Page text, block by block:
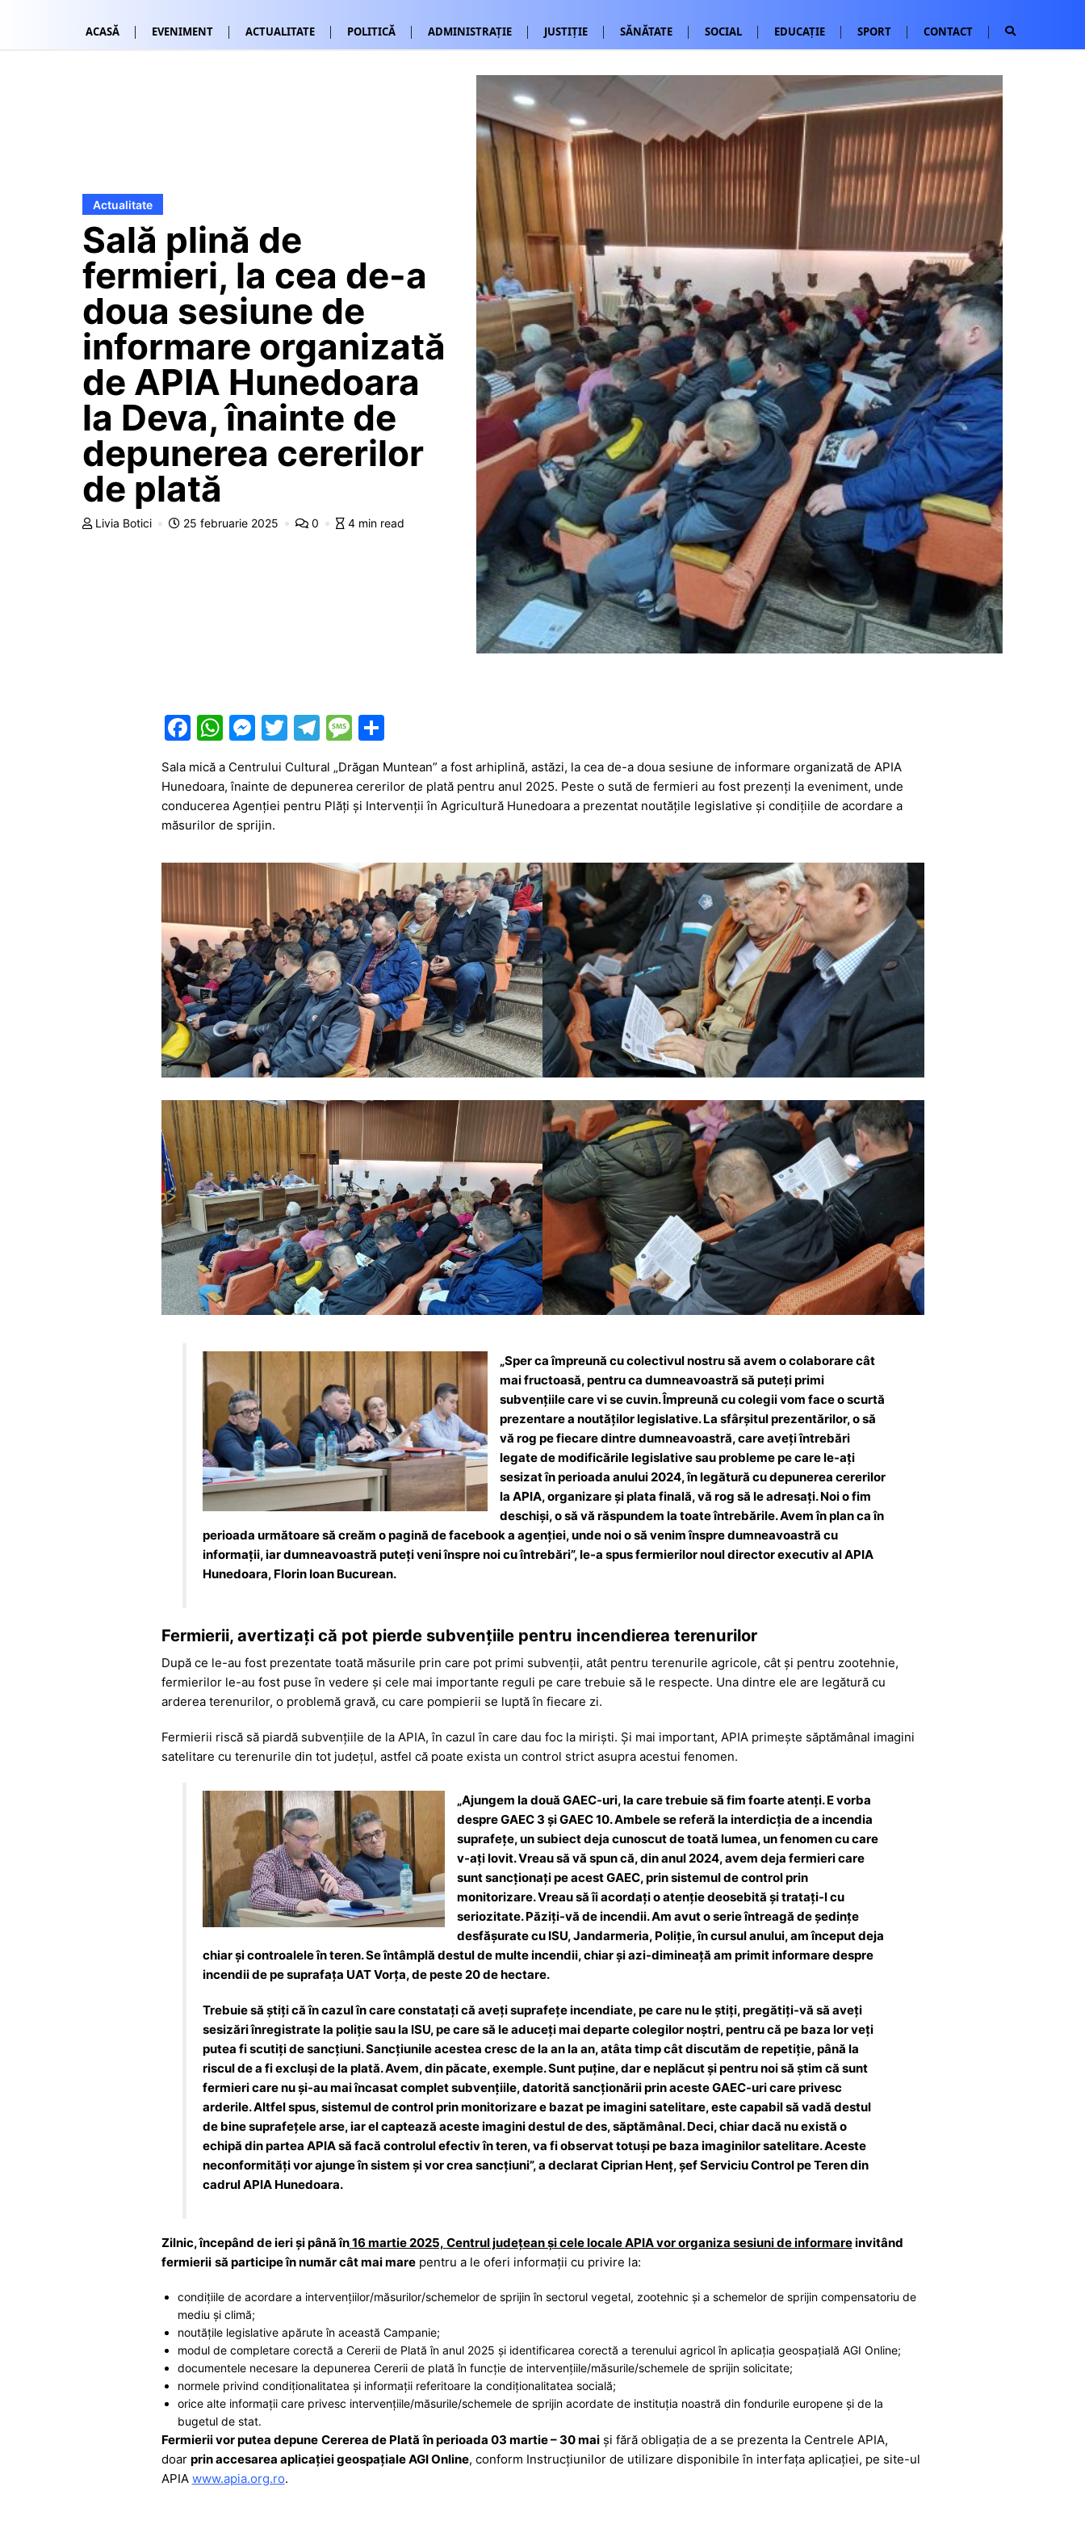
ACASĂ EVENIMENT ACTUALITATE POLITICĂ ADMINISTRAȚIE JUSTIȚIE SĂNĂTATE SOCIAL EDUCAȚIE SPORT CONTACT
Actualitate
Sală plină de
fermieri, la cea de-a
doua sesiune de
informare organizată
de APIA Hunedoara
la Deva, înainte de
depunerea cererilor
de plată
Livia Botici 25 februarie 2025 0 4 min read
F
a
c
e
b
o
o
k
W
at
s
A
p
p
M
s
s
e
n
g
er
T
itt
er
T
e
gr
m
M
s
s
g
e
P
ta
je
z
ă
Sala mică a Centrului Cultural „Drăgan Muntean” a fost arhiplină, astăzi, la cea de-a doua sesiune de informare organizată de APIA
Hunedoara, înainte de depunerea cererilor de plată pentru anul 2025. Peste o sută de fermieri au fost prezenți la eveniment, unde
conducerea Agenției pentru Plăți și Intervenții în Agricultură Hunedoara a prezentat noutățile legislative și condițiile de acordare a
măsurilor de sprijin.
„Sper ca împreună cu colectivul nostru să avem o colaborare cât
mai fructoasă, pentru ca dumneavoastră să puteți primi
subvențiile care vi se cuvin. Împreună cu colegii vom face o scurtă
prezentare a noutăților legislative. La sfârșitul prezentărilor, o să
vă rog pe fiecare dintre dumneavoastră, care aveți întrebări
legate de modificările legislative sau probleme pe care le-ați
sesizat în perioada anului 2024, în legătură cu depunerea cererilor
la APIA, organizare și plata finală, vă rog să le adresați. Noi o fim
deschiși, o să vă răspundem la toate întrebările. Avem în plan ca în
perioada următoare să creăm o pagină de facebook a agenției, unde noi o să venim înspre dumneavoastră cu
informații, iar dumneavoastră puteți veni înspre noi cu întrebări”, le-a spus fermierilor noul director executiv al APIA
Hunedoara, Florin Ioan Bucurean.
Fermierii, avertizați că pot pierde subvențiile pentru incendierea terenurilor
După ce le-au fost prezentate toată măsurile prin care pot primi subvenții, atât pentru terenurile agricole, cât și pentru zootehnie,
fermierilor le-au fost puse în vedere și cele mai importante reguli pe care trebuie să le respecte. Una dintre ele are legătură cu
arderea terenurilor, o problemă gravă, cu care pompierii se luptă în fiecare zi.
Fermierii riscă să piardă subvențiile de la APIA, în cazul în care dau foc la miriști. Și mai important, APIA primește săptămânal imagini
satelitare cu terenurile din tot județul, astfel că poate exista un control strict asupra acestui fenomen.
„Ajungem la două GAEC-uri, la care trebuie să fim foarte atenți. E vorba
despre GAEC 3 și GAEC 10. Ambele se referă la interdicția de a incendia
suprafețe, un subiect deja cunoscut de toată lumea, un fenomen cu care
v-ați lovit. Vreau să vă spun că, din anul 2024, avem deja fermieri care
sunt sancționați pe acest GAEC, prin sistemul de control prin
monitorizare. Vreau să îi acordați o atenție deosebită și tratați-l cu
seriozitate. Păziți-vă de incendii. Am avut o serie întreagă de ședințe
desfășurate cu ISU, Jandarmeria, Poliție, în cursul anului, am început deja
chiar și controalele în teren. Se întâmplă destul de multe incendii, chiar și azi-dimineață am primit informare despre
incendii de pe suprafața UAT Vorța, de peste 20 de hectare.
Trebuie să știți că în cazul în care constatați că aveți suprafețe incendiate, pe care nu le știți, pregătiți-vă să aveți
sesizări înregistrate la poliție sau la ISU, pe care să le aduceți mai departe colegilor noștri, pentru că pe baza lor veți
putea fi scutiți de sancțiuni. Sancțiunile acestea cresc de la an la an, atâta timp cât discutăm de repetiție, până la
riscul de a fi excluși de la plată. Avem, din păcate, exemple. Sunt puține, dar e neplăcut și pentru noi să știm că sunt
fermieri care nu și-au mai încasat complet subvențiile, datorită sancționării prin aceste GAEC-uri care privesc
arderile. Altfel spus, sistemul de control prin monitorizare e bazat pe imagini satelitare, este capabil să vadă destul
de bine suprafețele arse, iar el captează aceste imagini destul de des, săptămânal. Deci, chiar dacă nu există o
echipă din partea APIA să facă controlul efectiv în teren, va fi observat totuși pe baza imaginilor satelitare. Aceste
neconformități vor ajunge în sistem și vor crea sancțiuni”, a declarat Ciprian Henț, șef Serviciu Control pe Teren din
cadrul APIA Hunedoara.
Zilnic, începând de ieri și până în16 martie 2025, Centrul județean și cele localeAPIA vor organiza sesiuni de informareinvitând
fermierii să participe în număr cât mai marepentru a le oferi informații cu privire la:
condițiile de acordare a intervențiilor/măsurilor/schemelor de sprijin în sectorul vegetal, zootehnic și a schemelor de sprijin compensatoriu de
mediu și climă;
noutățile legislative apărute în această Campanie;
modul de completare corectă a Cererii de Plată în anul 2025 şi identificarea corectă a terenului agricol în aplicaţia geospațială AGI Online;
documentele necesare la depunerea Cererii de plată în funcție de intervențiile/măsurile/schemele de sprijin solicitate;
normele privind condiţionalitatea și informații referitoare la condiționalitatea socială;
orice alte informații care privesc intervențiile/măsurile/schemele de sprijin acordate de instituția noastră din fondurile europene şi de la
bugetul de stat.
Fermierii vor putea depune Cererea de Plată înperioada 03 martie – 30 maiși fără obligația de a se prezenta la Centrele APIA,
doar prin accesarea aplicației geospațiale AGI Online, conform Instrucţiunilor de utilizare disponibile în interfaţa aplicaţiei, pe site-ul
APIA www.apia.org.ro.